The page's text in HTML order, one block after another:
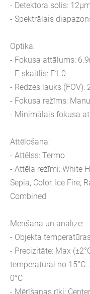
- Detektora solis: 12μm
- Spektrālais
Optika:
- Fokusa attālums:
- F-skaitlis: F1.0
- Redzes lauks (FOV):
- Fokusa režīms:
- Minimālais fokusa
Attēlošana:
- Attēlss: Termo
- Attēla režīmi: White
Sepia, Color, Ice Fire,
Combined
Mērīšana un analīze:
- Objekta
- Precizitāte: Max
temperatūrai no
0°C
- Mērīšanas rīki: